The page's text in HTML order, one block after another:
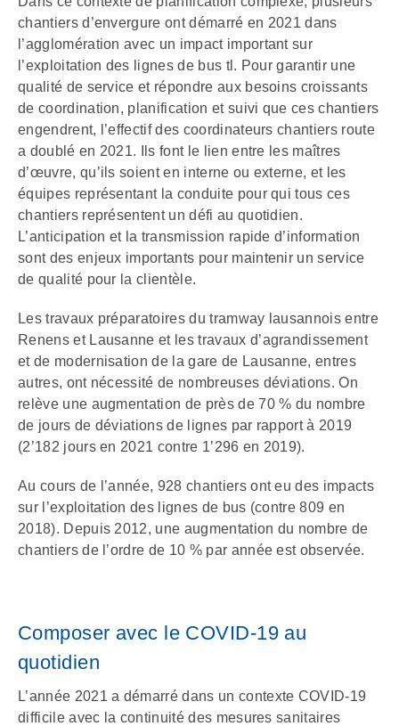
chantiers d’envergure ont démarré en 2021 dans
l’agglomération avec un impact important sur
l’exploitation des lignes de bus tl. Pour garantir une
qualité de service et répondre aux besoins croissants
de coordination, planification et suivi que ces chantiers
engendrent, l’effectif des coordinateurs chantiers route
a doublé en 2021. Ils font le lien entre les maîtres
d’œuvre, qu’ils soient en interne ou externe, et les
équipes représentant la conduite pour qui tous ces
chantiers représentent un défi au quotidien.
L’anticipation et la transmission rapide d’information
sont des enjeux importants pour maintenir un service
de qualité pour la clientèle.
Les travaux préparatoires du tramway lausannois entre
Renens et Lausanne et les travaux d’agrandissement
et de modernisation de la gare de Lausanne, entres
autres, ont nécessité de nombreuses déviations. On
relève une augmentation de près de 70 % du nombre
de jours de déviations de lignes par rapport à 2019
(2’182 jours en 2021 contre 1’296 en 2019).
Au cours de l’année, 928 chantiers ont eu des impacts
sur l’exploitation des lignes de bus (contre 809 en
2018). Depuis 2012, une augmentation du nombre de
chantiers de l’ordre de 10 % par année est observée.
Composer avec le COVID-19 au
quotidien
L’année 2021 a démarré dans un contexte COVID-19
difficile avec la continuité des mesures sanitaires